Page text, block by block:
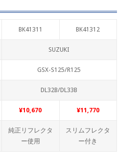
BK41311 BK41312
SUZUKI
GSX-S125/R125
DL32B/DL33B
¥10,670 ¥11,770
純正リフレクタ
ー使用
スリムフレクタ
ー付き